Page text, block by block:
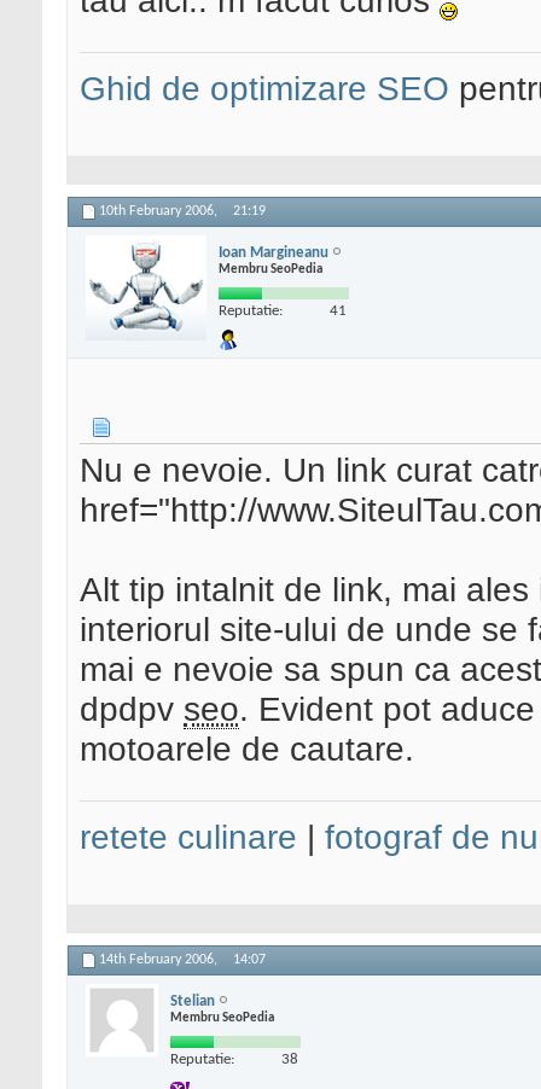
Ghid de optimizare SEO
10th February 2006, 21:19
Ioan Margineanu
Membru SeoPedia
Reputatie: 41
Nu e nevoie. Un link curat
href="http://
Alt tip intalnit de link, mai
interiorul site-ului de unde se
mai e nevoie sa spun ca
dpdpv seo. Evident pot
motoarele de cautare.
retete culinare | fotograf de
14th February 2006, 14:07
Stelian
Membru SeoPedia
Reputatie: 38